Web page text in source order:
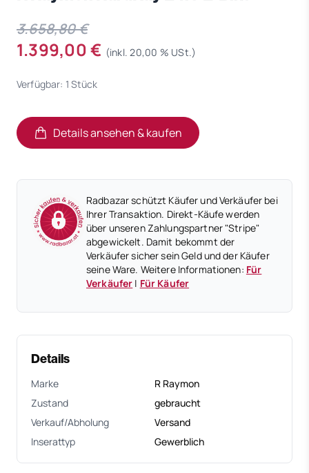
3.658,80 €
1.399,00 € (inkl. 20,00 % USt.)
Verfügbar: 1 Stück
Details ansehen & kaufen
(öffnet in neuem Tab)
(öffnet in neuem Tab)
Radbazar schützt Käufer und Verkäufer bei
Ihrer Transaktion. Direkt-Käufe werden
über unseren Zahlungspartner "Stripe"
abgewickelt. Damit bekommt der
Verkäufer sicher sein Geld und der Käufer
seine Ware. Weitere Informationen: Für
Verkäufer | Für Käufer
Details
Marke
R Raymon
Zustand
gebraucht
Verkauf/Abholung
Versand
Inserattyp
Gewerblich